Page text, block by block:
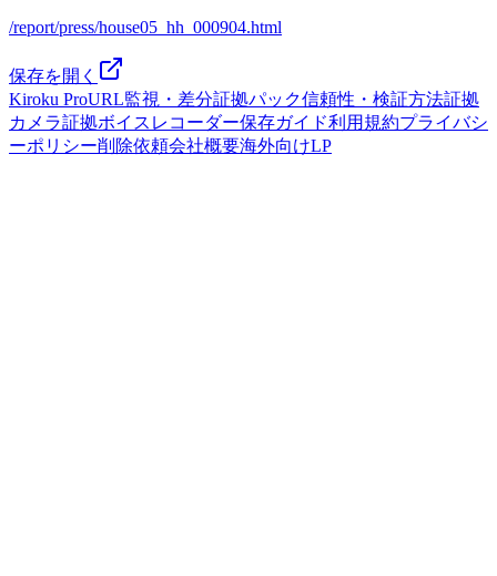
/report/press/house05_hh_000904.html
保存を開く
Kiroku ProURL監視・差分証拠パック信頼性・検証方法証拠
カメラ証拠ボイスレコーダー保存ガイド利用規約プライバシ
ーポリシー削除依頼会社概要海外向けLP